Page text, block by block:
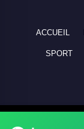
ACCUEIL
SPORT